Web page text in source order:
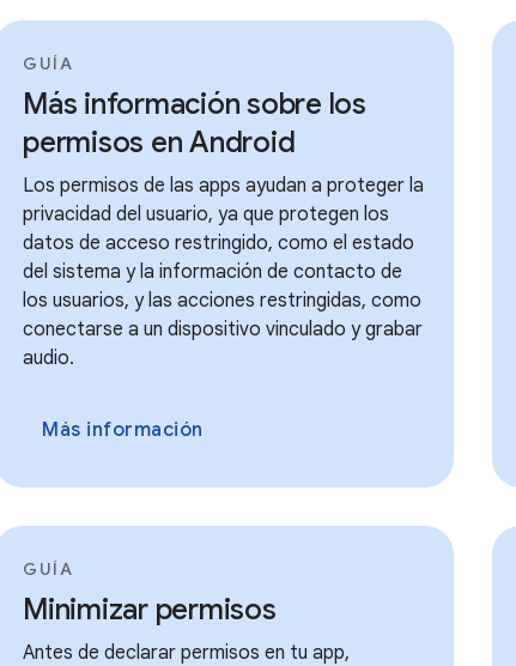
GUÍA
Más información sobre los
permisos en Android
Los permisos de las apps ayudan a proteger la
privacidad del usuario, ya que protegen los
datos de acceso restringido, como el estado
del sistema y la información de contacto de
los usuarios, y las acciones restringidas, como
conectarse a un dispositivo vinculado y grabar
audio.
Más información
GUÍA
Minimizar permisos
Antes de declarar permisos en tu app,